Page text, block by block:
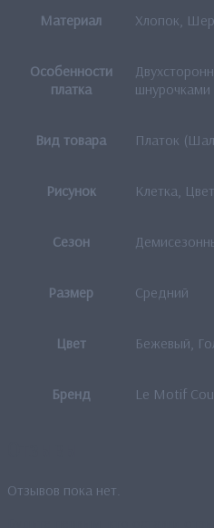
Материал
Хлопок,
Особенности
платка
шнурочками
Вид товара Платок
Рисунок Клетка,
Сезон
Размер Средний
Цвет Бежевый,
Бренд Le Motif
Отзывов пока нет.